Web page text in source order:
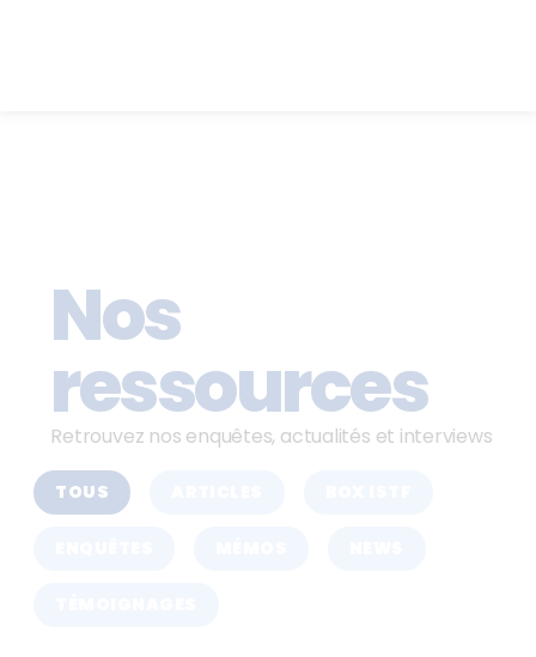
Nos
ressources
Retrouvez nos enquêtes, actualités et interviews
TOUS